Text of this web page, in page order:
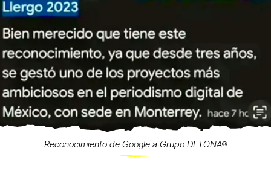
Reconocimiento de Google a Grupo DETONA®